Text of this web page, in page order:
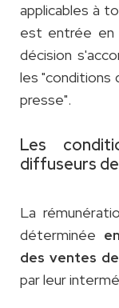
applicables à
est entrée en
décision
les "conditions
presse".
Les
diffuseurs
La
déterminée
des ventes
par leur